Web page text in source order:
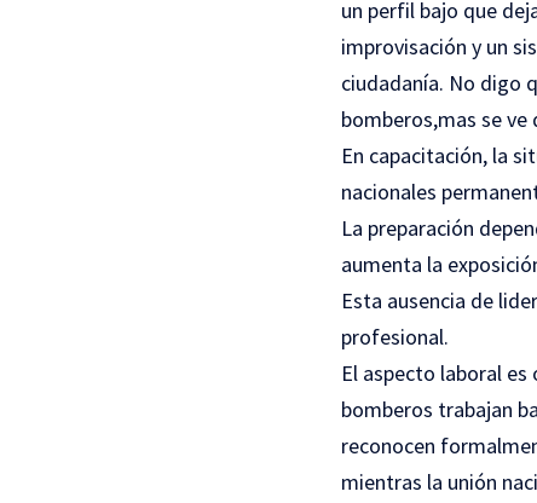
un perfil bajo que
improvisación y un
ciudadanía. No digo
bomberos,mas se
En capacitación, la
nacionales
La preparación
aumenta la
Esta ausencia de
profesional.
El aspecto laboral
bomberos trabajan
reconocen
mientras la unión